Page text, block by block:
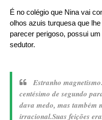
É no colégio que Nina vai
olhos azuis turquesa que
parecer perigoso, possui
sedutor.
Estranho
centésimo de segundo
dava medo, mas também
irracional.Suas feições